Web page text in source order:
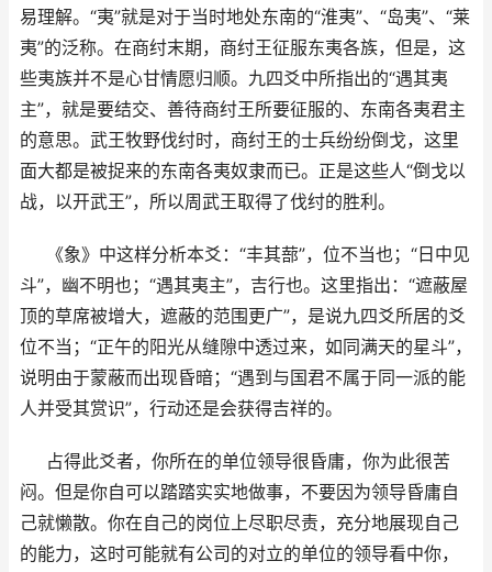
易理解。“夷”就是对于当时地处东南的“淮夷”、“岛夷”、“莱
夷”的泛称。在商纣末期，商纣王征服东夷各族，但是，这
些夷族并不是心甘情愿归顺。九四爻中所指出的“遇其夷
主”，就是要结交、善待商纣王所要征服的、东南各夷君主
的意思。武王牧野伐纣时，商纣王的士兵纷纷倒戈，这里
面大都是被捉来的东南各夷奴隶而已。正是这些人“倒戈以
战，以开武王”，所以周武王取得了伐纣的胜利。
《象》中这样分析本爻：“丰其蔀”，位不当也；“日中见
斗”，幽不明也；“遇其夷主”，吉行也。这里指出：“遮蔽屋
顶的草席被增大，遮蔽的范围更广”，是说九四爻所居的爻
位不当；“正午的阳光从缝隙中透过来，如同满天的星斗”，
说明由于蒙蔽而出现昏暗；“遇到与国君不属于同一派的能
人并受其赏识”，行动还是会获得吉祥的。
占得此爻者，你所在的单位领导很昏庸，你为此很苦
闷。但是你自可以踏踏实实地做事，不要因为领导昏庸自
己就懒散。你在自己的岗位上尽职尽责，充分地展现自己
的能力，这时可能就有公司的对立的单位的领导看中你，